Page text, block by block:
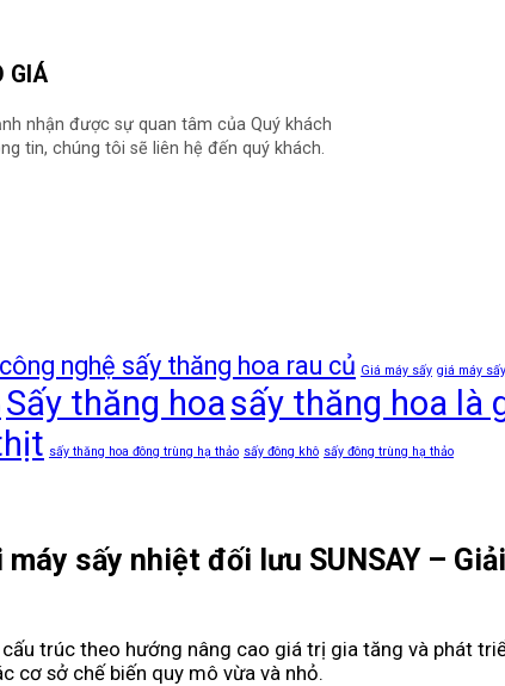
GIÁ
nhận được sự quan tâm của Quý khách
tin, chúng tôi sẽ liên hệ đến quý khách.
công nghệ sấy thăng hoa rau củ Giá máy sấy giá máy
Sấy thăng hoasấy thăng hoa là
sấy thăng hoa đông trùng hạ thảo sấy đông khô sấy đông trùng hạ thảo
sấy nhiệt đối lưu SUNSAY –
trúc theo hướng nâng cao giá trị gia tăng và phát
cơ sở chế biến quy mô vừa và nhỏ.